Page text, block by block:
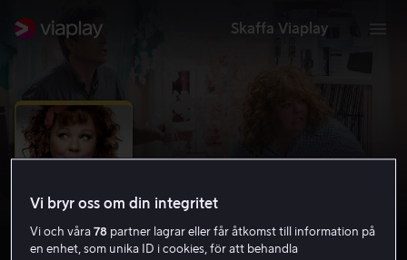
Skaffa Viaplay
Vi bryr oss om din integritet
Vi och våra78 partner lagrar eller får åtkomst till information på
en enhet, som unika ID i cookies, för att behandla